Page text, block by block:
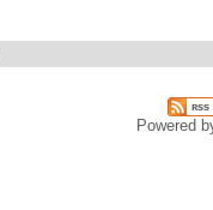
Powered